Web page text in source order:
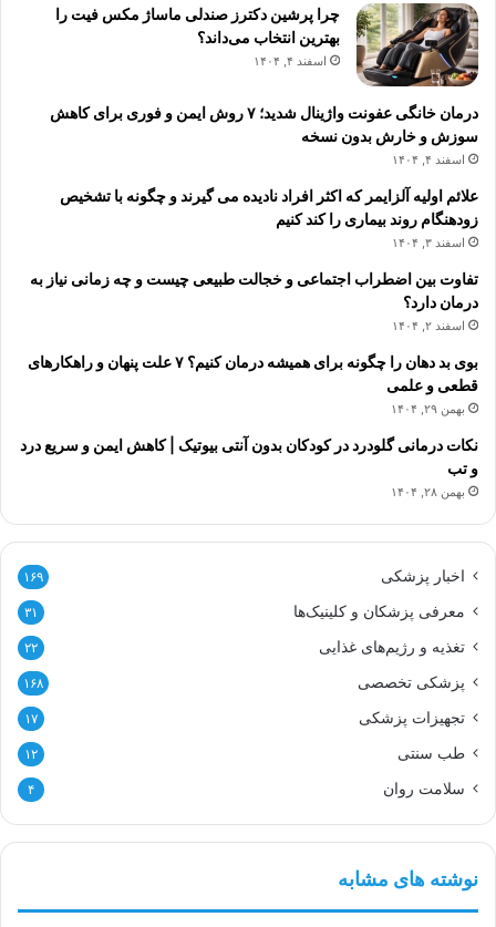
چرا پرشین دکترز صندلی ماساژ مکس فیت را
بهترین انتخاب می‌داند؟
اسفند ۴, ۱۴۰۴
درمان خانگی عفونت واژینال شدید؛ ۷ روش ایمن و فوری برای کاهش
سوزش و خارش بدون نسخه
اسفند ۴, ۱۴۰۴
علائم اولیه آلزایمر که اکثر افراد نادیده می گیرند و چگونه با تشخیص
زودهنگام روند بیماری را کند کنیم
اسفند ۳, ۱۴۰۴
تفاوت بین اضطراب اجتماعی و خجالت طبیعی چیست و چه زمانی نیاز به
درمان دارد؟
اسفند ۲, ۱۴۰۴
بوی بد دهان را چگونه برای همیشه درمان کنیم؟ ۷ علت پنهان و راهکارهای
قطعی و علمی
بهمن ۲۹, ۱۴۰۴
نکات درمانی گلودرد در کودکان بدون آنتی بیوتیک | کاهش ایمن و سریع درد
و تب
بهمن ۲۸, ۱۴۰۴
اخبار پزشکی ۱۶۹
معرفی پزشکان و کلینیک‌ها ۳۱
تغذیه و رژیم‌های غذایی ۲۲
پزشکی تخصصی ۱۶۸
تجهیزات پزشکی ۱۷
طب سنتی ۱۲
سلامت روان ۴
نوشته های مشابه